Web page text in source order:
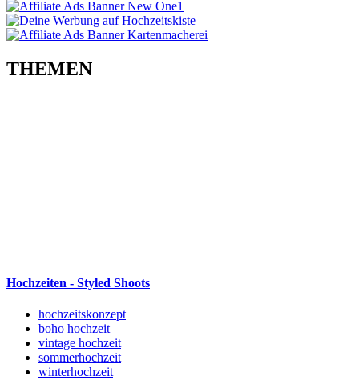
THEMEN
Hochzeiten - Styled Shoots
hochzeitskonzept
boho hochzeit
vintage hochzeit
sommerhochzeit
winterhochzeit